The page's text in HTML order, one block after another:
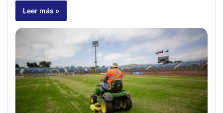
Leer más »